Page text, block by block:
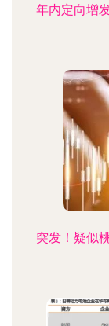
年内定向增
突发！疑似